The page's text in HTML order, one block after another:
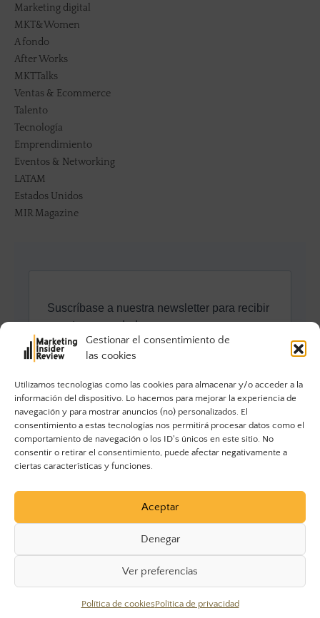
Gestionar el consentimiento de
las cookies
Utilizamos tecnologías como las cookies para almacenar y/o acceder a la
información del dispositivo. Lo hacemos para mejorar la experiencia de
navegación y para mostrar anuncios (no) personalizados. El
consentimiento a estas tecnologías nos permitirá procesar datos como el
comportamiento de navegación o los ID's únicos en este sitio. No
consentir o retirar el consentimiento, puede afectar negativamente a
ciertas características y funciones.
Aceptar
Denegar
Ver preferencias
Política de cookiesPolítica de privacidad
Marketing digital
MKT&Women
A fondo
After Works
MKTTalks
Ventas & Ecommerce
Talento
Tecnología
Emprendimiento
Eventos & Networking
LATAM
Estados Unidos
MIR Magazine
© 2023 Marketing Insider Review. Todos los derechos
reservados.